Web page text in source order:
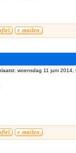
woensdag 11 juni 2014,